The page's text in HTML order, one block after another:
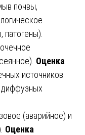
почвы,
патогены).
Оценка
источников
(аварийное) и
Оценка